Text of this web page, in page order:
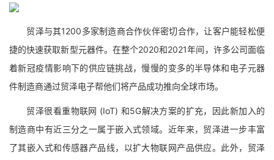
贸泽与其1200多家制造商合作伙伴密切合作，让客户能轻松便
捷的快速获取新型元器件。在整个2020和2021年间，许多公司面临
着新冠疫情影响下的供应链挑战，慢慢的变多的半导体和电子元器
件制造商通过贸泽电子帮他们将产品成功推向全球市场。
贸泽很看重物联网 (IoT) 和5G解决方案的扩充，因此新加入的
制造商中有近三分之一属于嵌入式领域。近年来，贸泽进一步丰富
了其嵌入式和传感器产品线，以扩大物联网产品供应。此外，贸泽